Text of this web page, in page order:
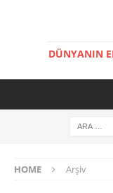
DÜNYANIN
HOME Arşiv